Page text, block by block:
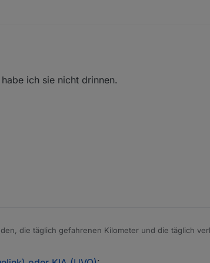
ich sie nicht drinnen.
die täglich gefahrenen Kilometer und die täglich
Tagesdatum abgelegt. Da sich das Datum aber ändert,
auf Langzeit beobachten.